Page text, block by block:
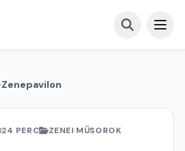
Zenepavilon
24 PERC ZENEI MŰSOROK